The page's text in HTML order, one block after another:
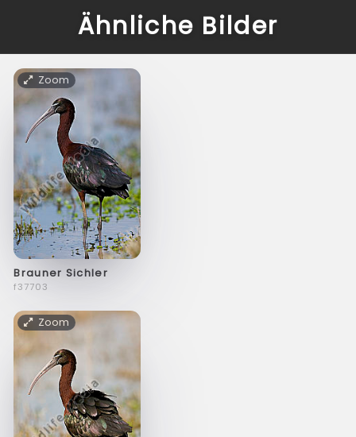
Ähnliche Bilder
Zoom
Brauner Sichler
f37703
Zoom